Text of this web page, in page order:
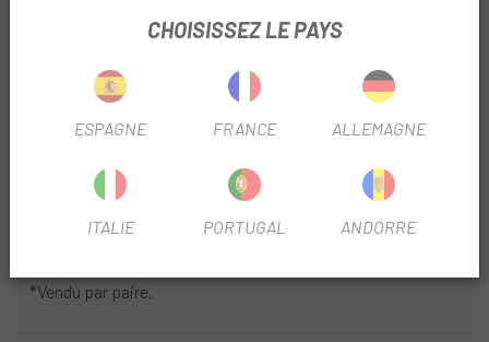
Anti-décoloration : Moyenne (3 sur 5)
BR-M9000, BR-M9020, BR-M987, BR-M985, BR-M8100, BR-
M8000, BR-M785, BR-M7100, BR-M7000, BR-M675, BR-
M666, BR-M6000, BR- M615, BR-S7000, BR-S700, BR-
*Vendu par paire.
CHOISISSEZ LE PAYS
ESPAGNE FRANCE ALLEMAGNE
ITALIE PORTUGAL ANDORRE